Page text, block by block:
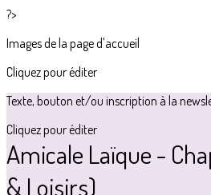
?>
Images de la page d'accueil
Cliquez pour éditer
Texte, bouton et/ou inscription à la
Cliquez pour éditer
Amicale Laïque -
& Loisirs)